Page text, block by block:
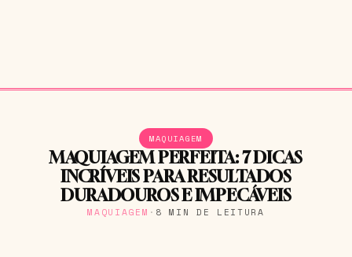
MAQUIAGEM
MAQUIAGEM PERFEITA: 7 DICAS
INCRÍVEIS PARA RESULTADOS
DURADOUROS E IMPECÁVEIS
MAQUIAGEM · 8 MIN DE LEITURA